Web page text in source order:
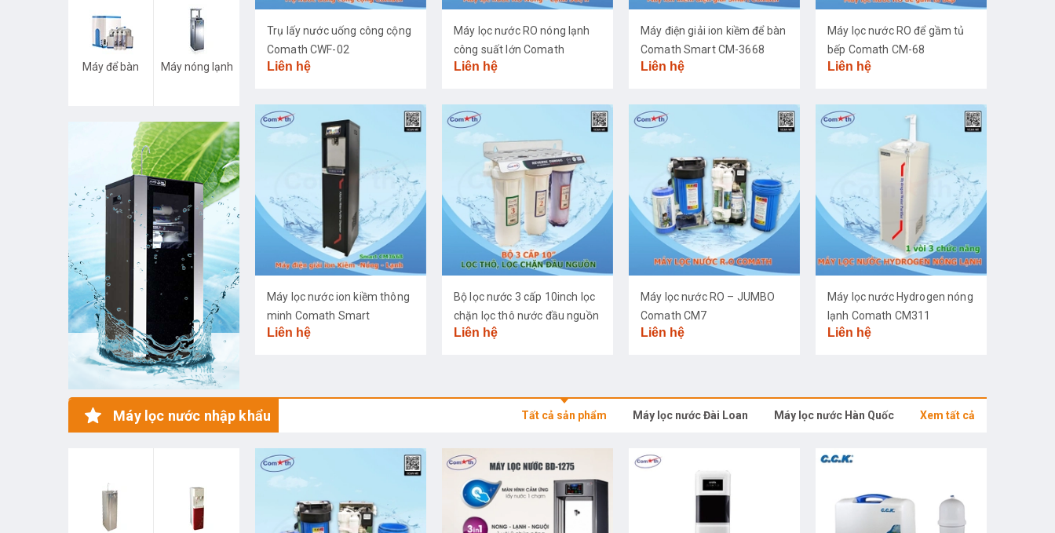
Máy để bàn Máy nóng lạnh
Trụ lấy nước uống công cộng
Comath CWF-02
Liên hệ
Máy lọc nước RO nóng lạnh
công suất lớn Comath
CM2681-50
Liên hệ
Máy điện giải ion kiềm để bàn
Comath Smart CM-3668
Liên hệ
Máy lọc nước RO để gầm tủ
bếp Comath CM-68
Liên hệ
Máy lọc nước ion kiềm thông
minh Comath Smart
CM3668
Liên hệ
Bộ lọc nước 3 cấp 10inch lọc
chặn lọc thô nước đầu nguồn
Liên hệ
Máy lọc nước RO – JUMBO
Comath CM7
Liên hệ
Máy lọc nước Hydrogen nóng
lạnh Comath CM311
Liên hệ
Máy lọc nước nhập khẩu Tất cả sản phẩm Máy lọc nước Đài Loan Máy lọc nước Hàn Quốc Xem tất cả